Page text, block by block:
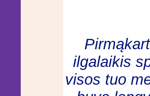
ilgalaikis
visos tuo